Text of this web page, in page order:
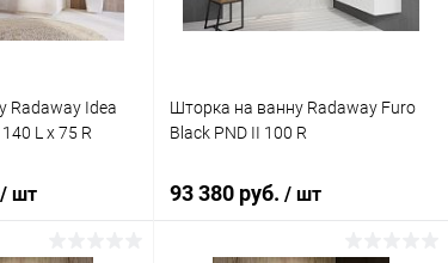
Radaway Idea
L x 75 R
/ шт
Шторка на ванну Radaway Furo
Black PND II 100 R
93 380 руб. / шт